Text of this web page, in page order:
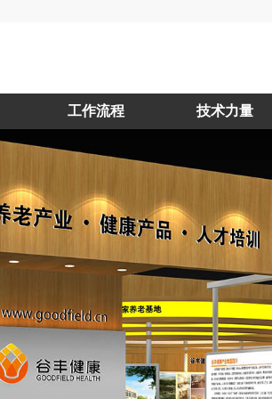
工作流程 技术力量